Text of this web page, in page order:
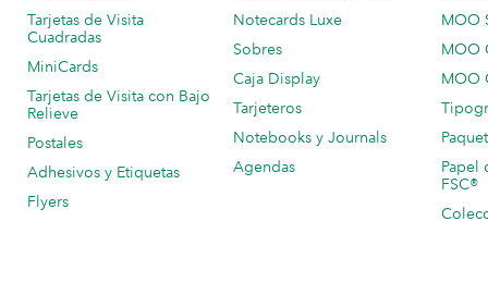
Tarjetas de Visita
Cuadradas
MiniCards
Tarjetas de Visita con Bajo
Relieve
Postales
Adhesivos y Etiquetas
Flyers
Notecards Luxe
Sobres
Caja Display
Tarjeteros
Notebooks y Journals
Agendas
MOO
MOO
MOO
Papel
FSC®